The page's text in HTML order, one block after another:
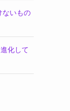
ないもの
化して